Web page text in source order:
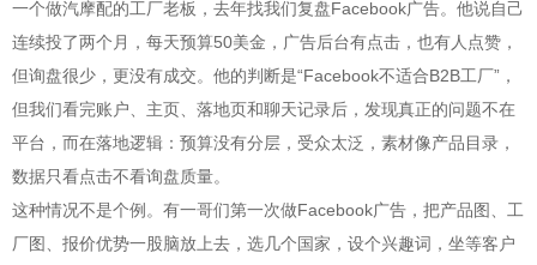
一个做汽摩配的工厂老板，去年找我们复盘Facebook广告。他说自己
连续投了两个月，每天预算50美金，广告后台有点击，也有人点赞，
但询盘很少，更没有成交。他的判断是“Facebook不适合B2B工厂”，
但我们看完账户、主页、落地页和聊天记录后，发现真正的问题不在
平台，而在落地逻辑：预算没有分层，受众太泛，素材像产品目录，
数据只看点击不看询盘质量。
这种情况不是个例。有一哥们第一次做Facebook广告，把产品图、工
厂图、报价优势一股脑放上去，选几个国家，设个兴趣词，坐等客户